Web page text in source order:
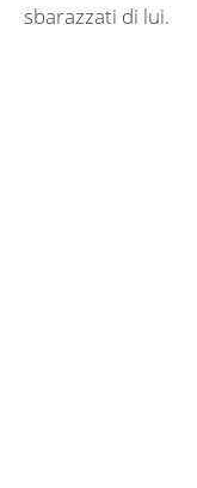
sbarazzati di lui.